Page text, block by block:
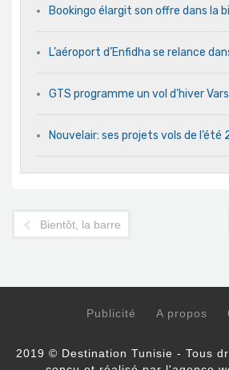
Bookingo élargit son offre dans la
L’aéroport d’Enfidha se relance
GTS programme un vol d’hiver
Nouvelair: ses projets vols de l’été
Bientôt, la barre du million de touristes
Publicité A propos
2019 © Destination Tunisie - Tous